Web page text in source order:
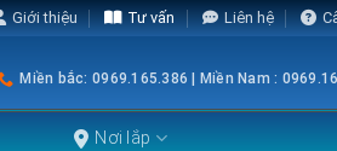
Giới thiệu Tư vấn Liên hệ
Miền bắc: 0969.165.386 | Miền Nam :
Nơi lắp